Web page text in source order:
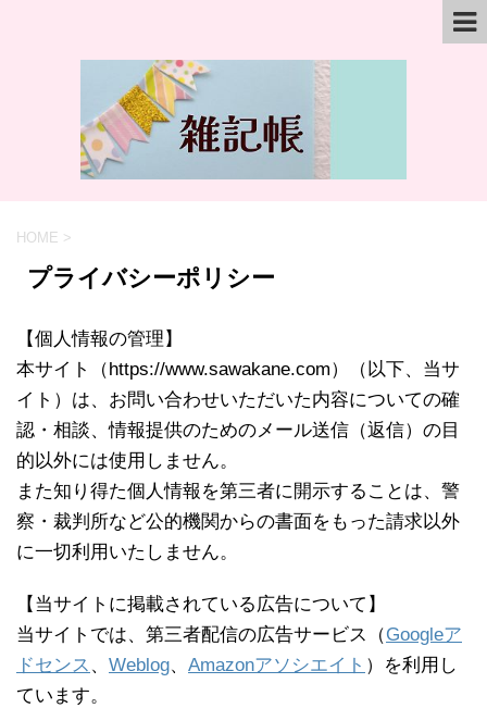
HOME >
プライバシーポリシー
【個人情報の管理】
本サイト（https://www.sawakane.com）（以下、当サ
イト）は、お問い合わせいただいた内容についての確
認・相談、情報提供のためのメール送信（返信）の目
的以外には使用しません。
また知り得た個人情報を第三者に開示することは、警
察・裁判所など公的機関からの書面をもった請求以外
に一切利用いたしません。
【当サイトに掲載されている広告について】
当サイトでは、第三者配信の広告サービス（Googleア
ドセンス 、 Weblog、 Amazonアソシエイト ）を利用し
ています。